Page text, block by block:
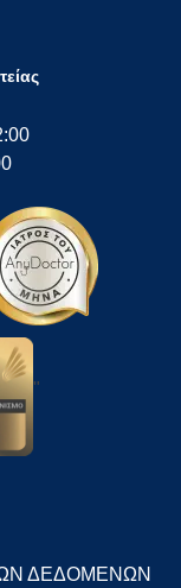
"
ΔΕΔΟΜΕΝΩΝ